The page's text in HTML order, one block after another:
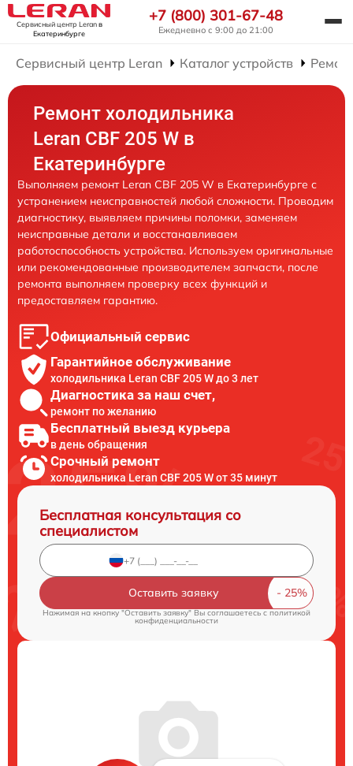
Сервисный центр Leranв
Екатеринбурге
+7 (800) 301-67-48
Ежедневно с 9:00 до 21:00
Сервисный центр Leran Каталог устройств
Ремонт холодильника
Leran CBF 205 W в
Екатеринбурге
Выполняем ремонт Leran CBF 205 W в Екатеринбурге с
устранением неисправностей любой сложности. Проводим
диагностику, выявляем причины поломки, заменяем
неисправные детали и восстанавливаем
работоспособность устройства. Используем оригинальные
или рекомендованные производителем запчасти, после
ремонта выполняем проверку всех функций и
предоставляем гарантию.
Официальный сервис
Гарантийное обслуживание
холодильника Leran CBF 205 W до 3 лет
Диагностика за наш счет,
ремонт по желанию
Бесплатный выезд курьера
в день обращения
Срочный ремонт
холодильника Leran CBF 205 W от 35 минут
Бесплатная консультация со
специалистом
Оставить заявку
Нажимая на кнопку "Оставить заявку" Вы соглашаетесь c политикой
конфиденциальности